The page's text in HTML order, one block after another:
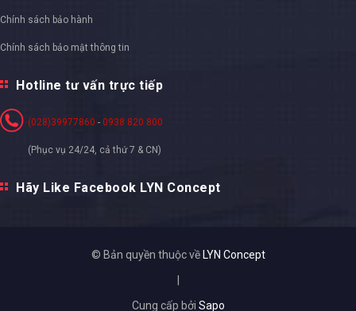
Chính sách bảo hành
Chính sách bảo mật thông tin
Hotline tư vấn trực tiếp
(028)39977860 - 0938 820 800
(Phục vụ 24/24, cả thứ 7 & CN)
Hãy Like Facebook LYN Concept
© Bản quyền thuộc về LYN Concept
Cung cấp bởi Sapo